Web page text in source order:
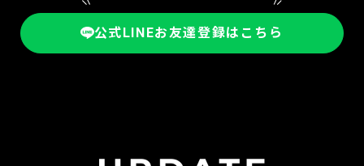
公式LINEお友達登録はこちら